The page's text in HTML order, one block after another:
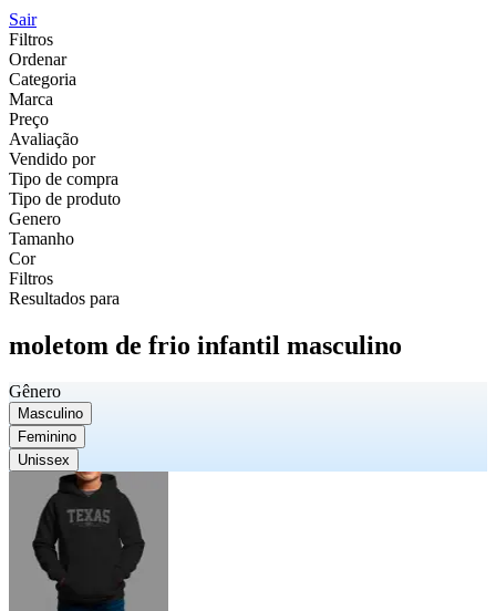
Sair
Filtros
Ordenar
Categoria
Marca
Preço
Avaliação
Vendido por
Tipo de compra
Tipo de produto
Genero
Tamanho
Cor
Filtros
Resultados para
moletom de frio infantil masculino
Gênero
Masculino
Feminino
Unissex